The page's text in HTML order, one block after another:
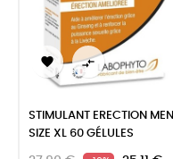
 
STIMULANT ERECTION MEN
SIZE XL 60 GÉLULES